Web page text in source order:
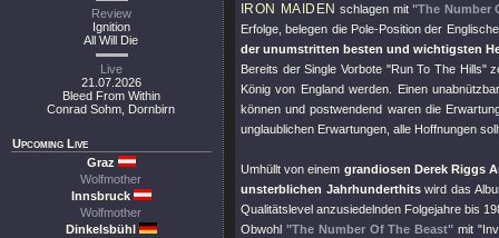
Review
Ignition
All Will Die
Live
21.07.2026
Bleed From Within
Conrad Sohm, Dornbirn
Upcoming Live
Graz
Wolfmother
Innsbruck
Wolfmother
Dinkelsbühl
IRON MAIDEN schlagen mit"The Number
Erfolge, belegen die Pole-Position der
der unumstritten besten und wichtigsten
Bereits der Single Vorbote "Run To The Hills"
König von England werden. Einen
können und postwendend waren die
unglaublichen Erwartungen, alle Hoffnungen
Umhüllt von einem grandiosen Derek Riggs
unsterblichen Jahrhunderthitswird das
Qualitätslevel anzusiedelnden Folgejahre bis
Obwohl "The Number Of The Beast" mit